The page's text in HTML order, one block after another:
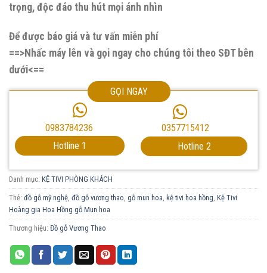
trọng, độc đáo thu hút mọi ánh nhìn
Để được báo giá và tư vấn miễn phí
==>Nhấc máy lên và gọi ngay cho chúng tôi theo SĐT bên
dưới<==
GỌI NGAY
0983784236
Hotline 1
0357715412
Hotline 2
Danh mục: KỆ TIVI PHÒNG KHÁCH
Thẻ: đồ gỗ mỹ nghệ, đồ gỗ vương thao, gỗ mun hoa, kệ tivi hoa hồng, Kệ Tivi
Hoàng gia Hoa Hồng gỗ Mun hoa
Thương hiệu: Đồ gỗ Vương Thao